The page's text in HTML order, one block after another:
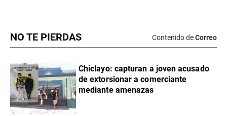
NO TE PIERDAS Contenido deCorreo
Chiclayo: capturan a joven acusado
de extorsionar a comerciante
mediante amenazas